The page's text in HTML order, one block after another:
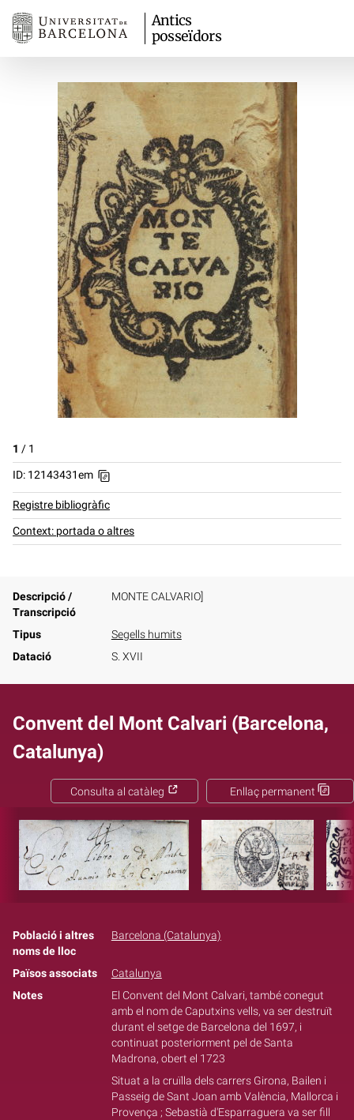
Antics
posseïdors
1 / 1
ID: 12143431em
Registre bibliogràfic
Context: portada o altres
Descripció /
Transcripció
MONTE CALVARIO]
Tipus
Segells humits
Datació
S. XVII
Convent del Mont Calvari (Barcelona,
Catalunya)
Enllaç permanent
Consulta al catàleg
Població i altres
noms de lloc
Barcelona (Catalunya)
Països associats
Catalunya
Notes
El Convent del Mont Calvari, també conegut
amb el nom de Caputxins vells, va ser destruït
durant el setge de Barcelona del 1697, i
continuat posteriorment pel de Santa
Madrona, obert el 1723
Situat a la cruïlla dels carrers Girona, Bailen i
Passeig de Sant Joan amb València, Mallorca i
Provença ; Sebastià d'Esparraguera va ser fill